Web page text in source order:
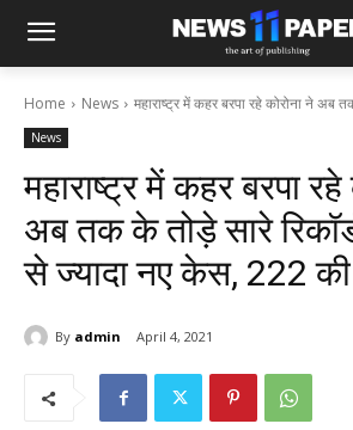
Home News महाराष्ट्र में कहर बरपा रहे कोरोना ने अब
News
महाराष्ट्र में कहर बरपा रहे
अब तक के तोड़े सारे
से ज्यादा नए केस, 222
By admin April 4, 2021